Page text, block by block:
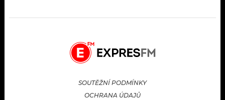
SOUTĚŽNÍ PODMÍNKY
OCHRANA ÚDAJŮ